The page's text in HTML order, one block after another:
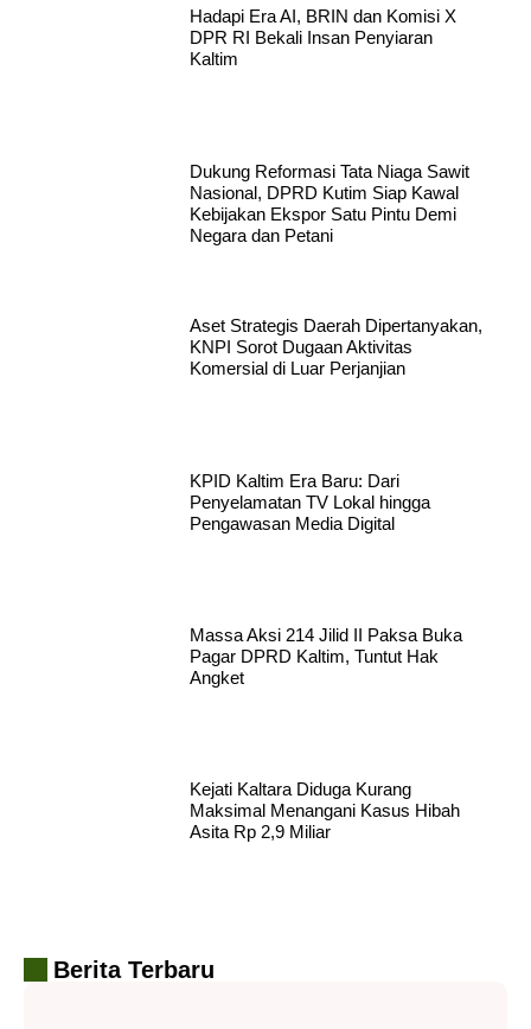
Hadapi Era AI, BRIN dan Komisi X
DPR RI Bekali Insan Penyiaran
Kaltim
Dukung Reformasi Tata Niaga Sawit
Nasional, DPRD Kutim Siap Kawal
Kebijakan Ekspor Satu Pintu Demi
Negara dan Petani
Aset Strategis Daerah Dipertanyakan,
KNPI Sorot Dugaan Aktivitas
Komersial di Luar Perjanjian
KPID Kaltim Era Baru: Dari
Penyelamatan TV Lokal hingga
Pengawasan Media Digital
Massa Aksi 214 Jilid II Paksa Buka
Pagar DPRD Kaltim, Tuntut Hak
Angket
Kejati Kaltara Diduga Kurang
Maksimal Menangani Kasus Hibah
Asita Rp 2,9 Miliar
Berita Terbaru